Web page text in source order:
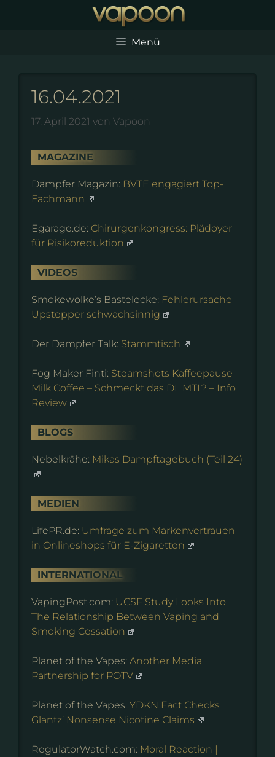
Menü
16.04.2021
17. April 2021 von Vapoon
MAGAZINE
Dampfer Magazin: BVTE engagiert Top-
Fachmann
Egarage.de: Chirurgenkongress: Plädoyer
für Risikoreduktion
VIDEOS
Smokewolke’s Bastelecke: Fehlerursache
Upstepper schwachsinnig
Der Dampfer Talk: Stammtisch
Fog Maker Finti: Steamshots Kaffeepause
Milk Coffee – Schmeckt das DL MTL? – Info
Review
BLOGS
Nebelkrähe: Mikas Dampftagebuch (Teil 24)
MEDIEN
LifePR.de: Umfrage zum Markenvertrauen
in Onlineshops für E-Zigaretten
INTERNATIONAL
VapingPost.com: UCSF Study Looks Into
The Relationship Between Vaping and
Smoking Cessation
Planet of the Vapes: Another Media
Partnership for POTV
Planet of the Vapes: YDKN Fact Checks
Glantz’ Nonsense Nicotine Claims
RegulatorWatch.com: Moral Reaction |